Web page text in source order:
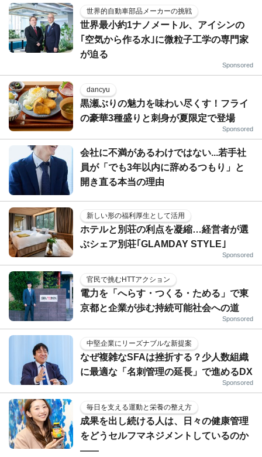
世界的自動車部品メーカーの挑戦
世界最小約1ナノメートル、アイシンの
｢空気から作る水｣に微粒子工学の専門家
が迫る
Sponsored
dancyu
黒瀬ぶりの魅力を味わい尽くす！フライ
の豪華3種盛りと刺身が夏限定で登場
Sponsored
会社に不満があるわけではない...若手社
員が「でも3年以内に辞めるつもり」と
開き直る本当の理由
新しい形の福利厚生として活用
ホテルと別荘の利点を凝縮…経営者が選
ぶシェア別荘｢GLAMDAY STYLE｣
Sponsored
官民で挑むHTTアクション
電力を「へらす・つくる・ためる」で東
京都と企業が歩む持続可能社会への道
Sponsored
中堅企業にリーズナブルな新提案
なぜ複雑なSFAは挫折する？少人数組織
に最適な「名刺管理の延長」で進めるDX
Sponsored
毎日を支える運動と栄養の整え方
成果を出し続ける人は、日々の健康管理
をどうセルフマネジメントしているのか
——